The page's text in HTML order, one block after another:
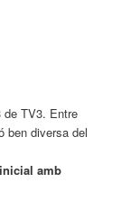
de TV3. Entre
ben diversa del
amb